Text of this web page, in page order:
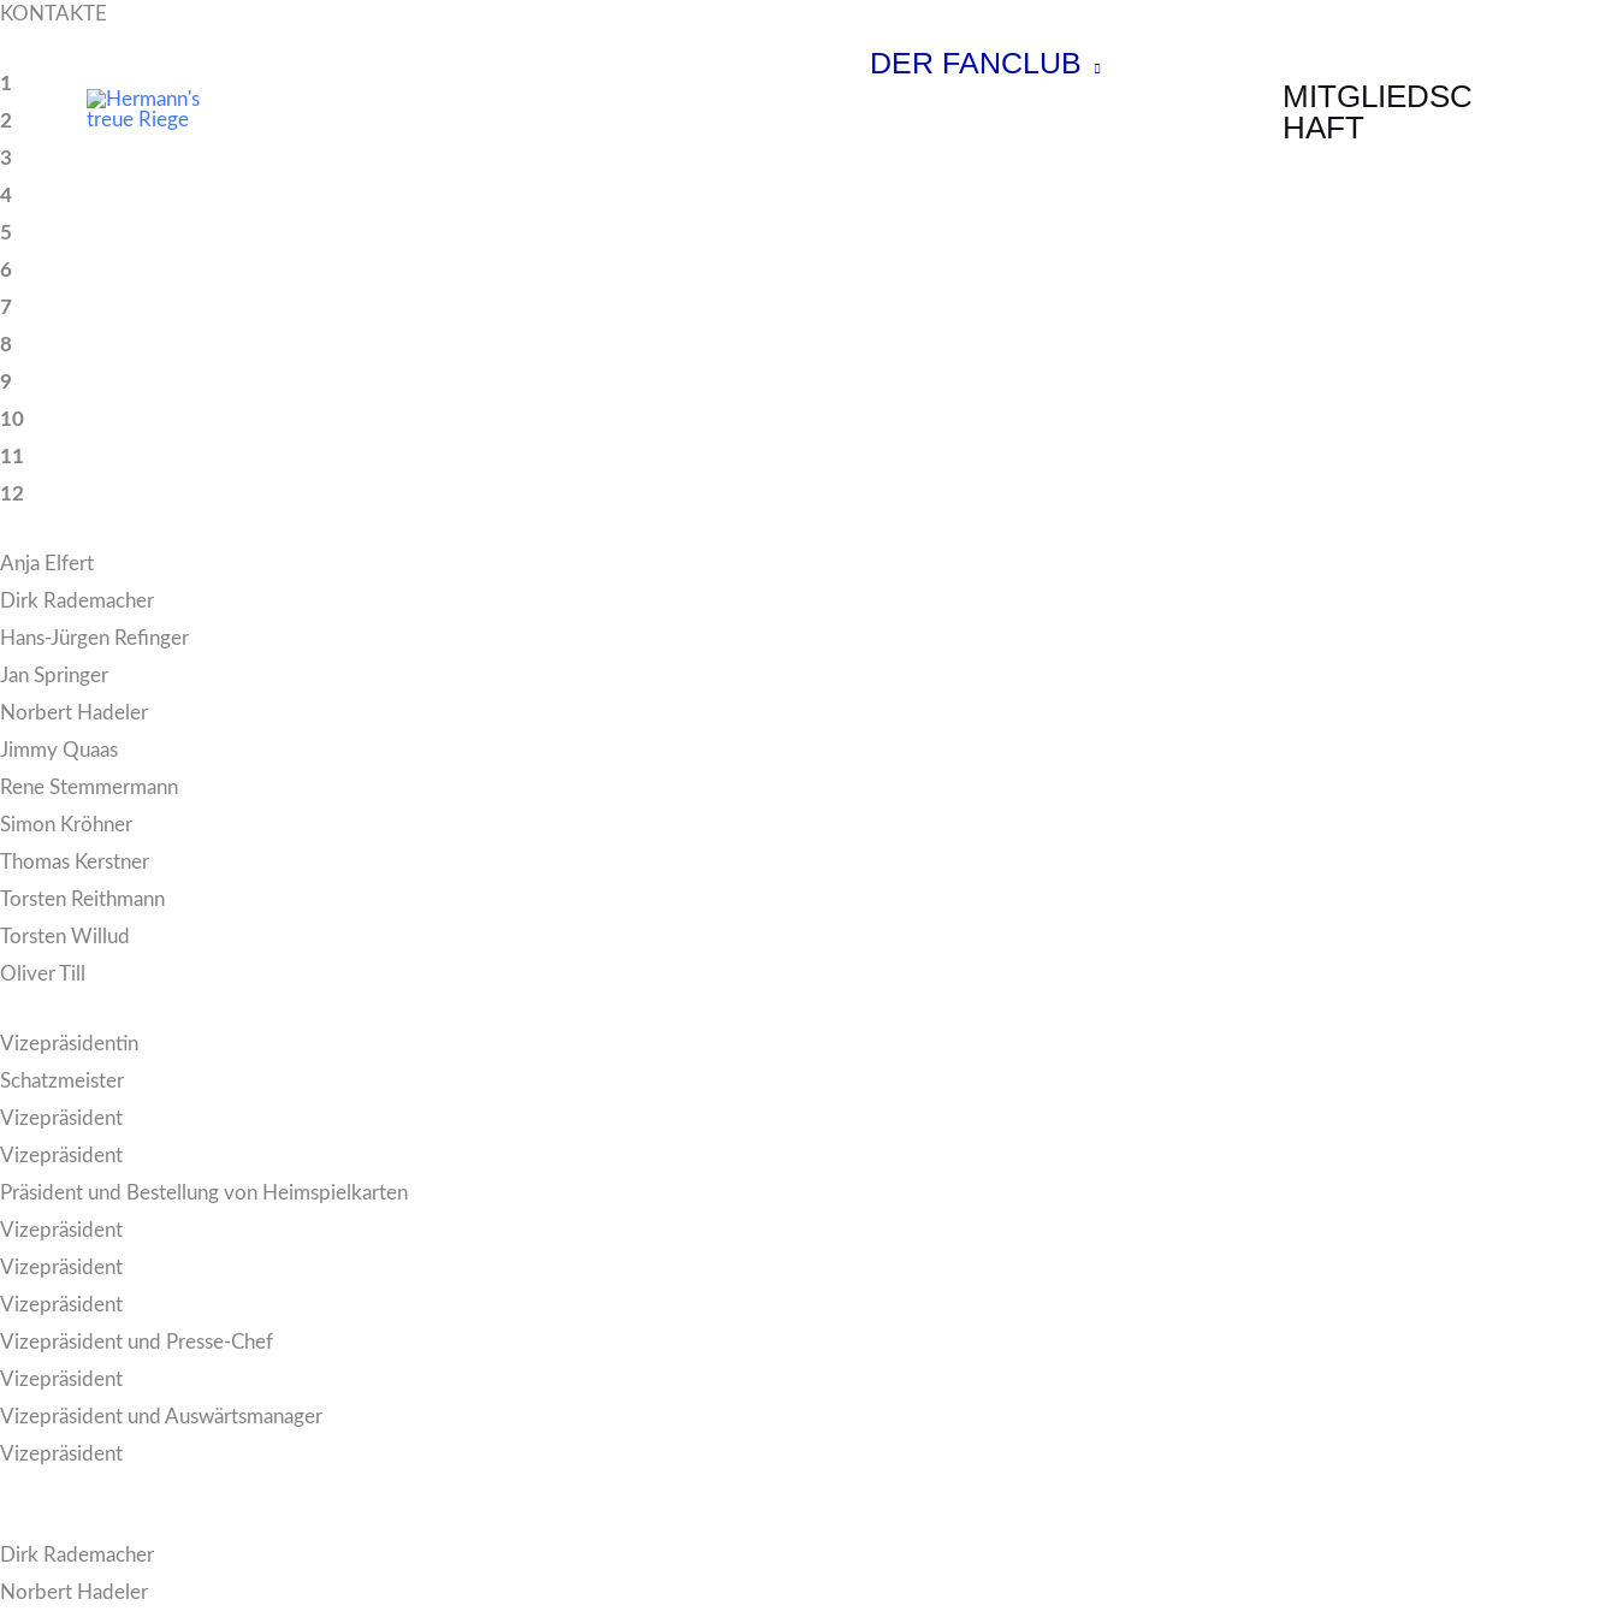
Zum
springen
DER FANCLUB
MITGLIEDSC
HAFT
KONTAKTE
1
2
3
4
5
6
7
8
9
10
11
12
Anja Elfert
Dirk Rademacher
Hans-Jürgen Refinger
Jan Springer
Norbert Hadeler
Jimmy Quaas
Rene Stemmermann
Simon Kröhner
Thomas Kerstner
Torsten Reithmann
Torsten Willud
Oliver Till
Vizepräsidentin
Schatzmeister
Vizepräsident
Vizepräsident
Präsident und Bestellung von Heimspielkarten
Vizepräsident
Vizepräsident
Vizepräsident
Vizepräsident und Presse-Chef
Vizepräsident
Vizepräsident und Auswärtsmanager
Vizepräsident
Dirk Rademacher
Norbert Hadeler